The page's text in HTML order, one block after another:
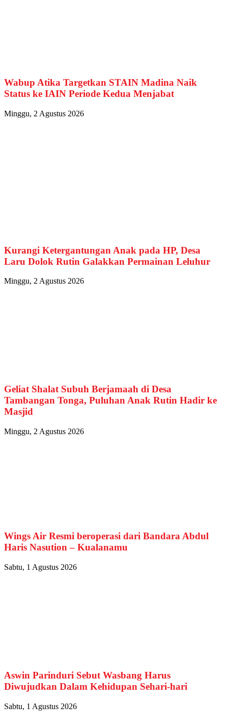
Wabup Atika Targetkan STAIN Madina Naik
Status ke IAIN Periode Kedua Menjabat
Minggu, 2 Agustus 2026
Kurangi Ketergantungan Anak pada HP, Desa
Laru Dolok Rutin Galakkan Permainan Leluhur
Minggu, 2 Agustus 2026
Geliat Shalat Subuh Berjamaah di Desa
Tambangan Tonga, Puluhan Anak Rutin Hadir ke
Masjid
Minggu, 2 Agustus 2026
Wings Air Resmi beroperasi dari Bandara Abdul
Haris Nasution – Kualanamu
Sabtu, 1 Agustus 2026
Aswin Parinduri Sebut Wasbang Harus
Diwujudkan Dalam Kehidupan Sehari-hari
Sabtu, 1 Agustus 2026